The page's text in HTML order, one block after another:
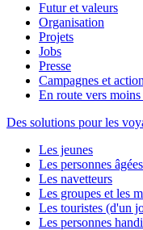
Futur et valeurs
Organisation
Projets
Jobs
Presse
Campagnes et
En route vers moins
Des solutions pour les
Les jeunes
Les personnes
Les navetteurs
Les groupes et les
Les touristes (d'un
Les personnes